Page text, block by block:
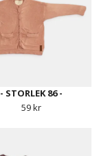
- STORLEK 86 -
59 kr